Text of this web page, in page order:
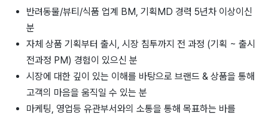
반려동물/뷰티/식품 업계 BM, 기획MD 경력 5년차 이상이신
분
자체 상품 기획부터 출시, 시장 침투까지 전 과정 (기획 ~ 출시
전과정 PM) 경험이 있으신 분
시장에 대한 깊이 있는 이해를 바탕으로 브랜드 & 상품을 통해
고객의 마음을 움직일 수 있는 분
마케팅, 영업등 유관부서와의 소통을 통해 목표하는 바를